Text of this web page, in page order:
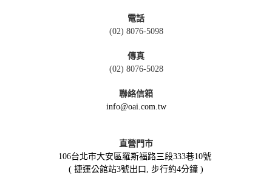
電話
(02) 8076-5098
傳真
(02) 8076-5028
聯絡信箱
info@oai.com.tw
直營門市
106台北市大安區羅斯福路三段333巷10號
( 捷運公館站3號出口, 步行約4分鐘 )